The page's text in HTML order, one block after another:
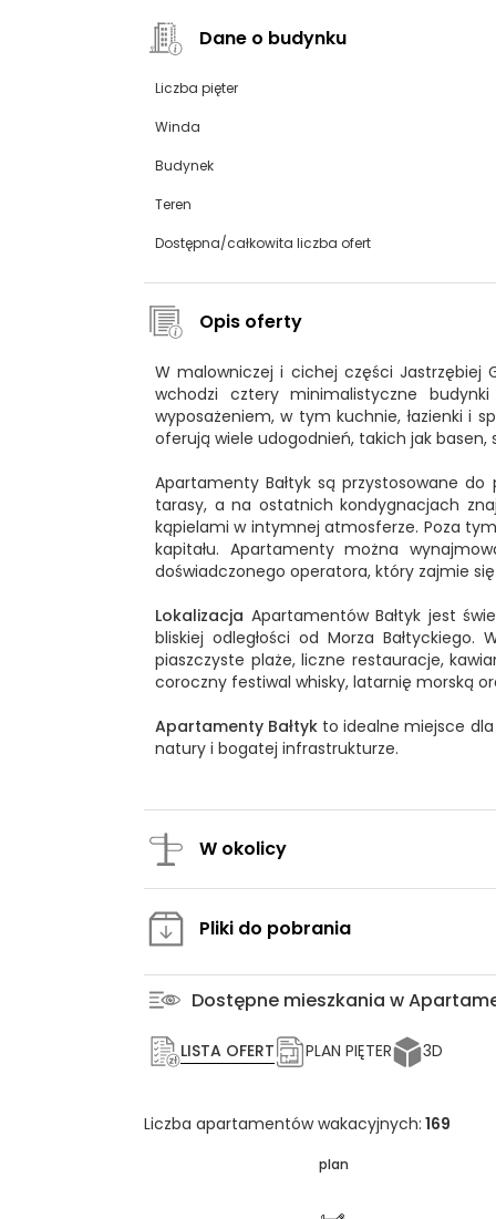
Dane o budynku
Liczba pięter
Winda
Budynek
Teren
Dostępna/całkowita liczba ofert
Opis oferty
W malowniczej i cichej części Jastrzębiej
wchodzi cztery minimalistyczne
wyposażeniem, w tym kuchnie, łazienki i
oferują wiele udogodnień, takich jak basen,
Apartamenty Bałtyk są przystosowane
tarasy, a na ostatnich kondygnacjach
kąpielami w intymnej atmosferze. Poza
kapitału. Apartamenty można
doświadczonego operatora, który zajmie
Lokalizacja Apartamentów Bałtyk jest
bliskiej odległości od Morza
piaszczyste plaże, liczne restauracje,
coroczny festiwal whisky, latarnię morską
Apartamenty Bałtyk to idealne miejsce
natury i bogatej infrastrukturze.
W okolicy
Pliki do pobrania
Dostępne mieszkania w
LISTA OFERT PLAN PIĘTER 3D
Liczba apartamentów wakacyjnych: 169
plan